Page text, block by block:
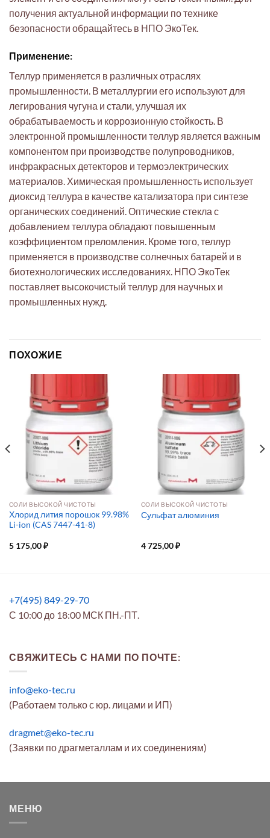
получения актуальной информации по технике
безопасности обращайтесь в НПО ЭкоТек.
Применение:
Теллур применяется в различных отраслях
промышленности. В металлургии его используют для
легирования чугуна и стали, улучшая их
обрабатываемость и коррозионную стойкость. В
электронной промышленности теллур является важным
компонентом при производстве полупроводников,
инфракрасных детекторов и термоэлектрических
материалов. Химическая промышленность использует
диоксид теллура в качестве катализатора при синтезе
органических соединений. Оптические стекла с
добавлением теллура обладают повышенным
коэффициентом преломления. Кроме того, теллур
применяется в производстве солнечных батарей и в
биотехнологических исследованиях. НПО ЭкоТек
поставляет высокочистый теллур для научных и
промышленных нужд.
ПОХОЖИЕ
СОЛИ ВЫСОКОЙ ЧИСТОТЫ
Хлорид лития порошок 99.98%
Li-ion (CAS 7447-41-8)
5 175,00₽
СОЛИ ВЫСОКОЙ ЧИСТОТЫ
Сульфат алюминия
4 725,00₽
+7(495) 849-29-70
С 10:00 до 18:00 МСК ПН.-ПТ.
СВЯЖИТЕСЬ С НАМИ ПО ПОЧТЕ:
info@eko-tec.ru
(Работаем только с юр. лицами и ИП)
dragmet@eko-tec.ru
(Заявки по драгметаллам и их соединениям)
МЕНЮ